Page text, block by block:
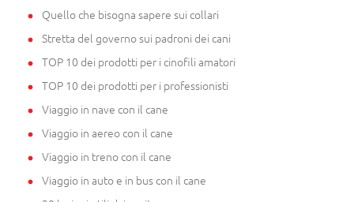
Quello che bisogna sapere sui collari
Stretta del governo sui padroni dei cani
TOP 10 dei prodotti per i cinofili amatori
TOP 10 dei prodotti per i professionisti
Viaggio in nave con il cane
Viaggio in aereo con il cane
Viaggio in treno con il cane
Viaggio in auto e in bus con il cane